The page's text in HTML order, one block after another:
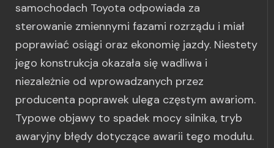
samochodach Toyota odpowiada za
sterowanie zmiennymi fazami rozrządu i miał
poprawiać osiągi oraz ekonomię jazdy. Niestety
jego konstrukcja okazała się wadliwa i
niezależnie od wprowadzanych przez
producenta poprawek ulega częstym awariom.
Typowe objawy to spadek mocy silnika, tryb
awaryjny błędy dotyczące awarii tego modułu.